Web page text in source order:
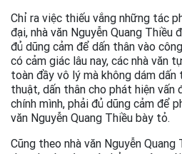
Chỉ ra việc thiếu vắng những tác
đại, nhà văn Nguyễn Quang Thiều
đủ dũng cảm để dấn thân vào
có cảm giác lâu nay, các nhà văn
toàn đầy vô lý mà không dám dấn
thuật, dấn thân cho phát hiện vấn
chính mình, phải đủ dũng cảm để
văn Nguyễn Quang Thiều bày tỏ.
Cũng theo nhà văn Nguyễn